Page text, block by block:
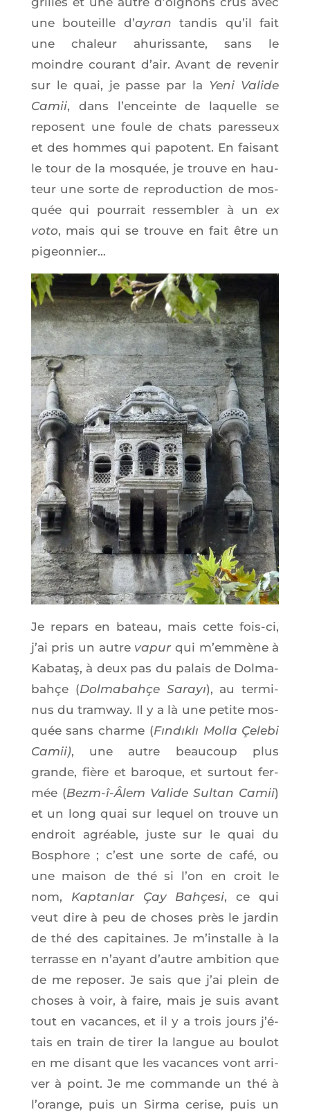
une bou­teille d’ayran tan­dis qu’il fait
une cha­leur ahu­ris­sante, sans le
moindre cou­rant d’air. Avant de reve­nir
sur le quai, je passe par la Yeni Valide
Camii, dans l’en­ceinte de laquelle se
reposent une foule de chats pares­seux
et des hommes qui papotent. En fai­sant
le tour de la mos­quée, je trouve en hau­
teur une sorte de repro­duc­tion de mos­
quée qui pour­rait res­sem­bler à unex
voto, mais qui se trouve en fait être un
pigeonnier…
Je repars en bateau, mais cette fois-ci,
j’ai pris un autre vapurqui m’emmène à
Kaba­taş, à deux pas du palais de Dol­ma­
bah­çe (Dol­ma­bah­çe Sarayı), au ter­mi­
nus du tram­way. Il y a là une petite mos­
quée sans charme (Fındıklı Mol­la Çele­bi
Camii), une autre beau­coup plus
grande, fière et baroque, et sur­tout fer­
mée (Bezm-î-Âlem Valide Sul­tan Camii)
et un long quai sur lequel on trouve un
endroit agréable, juste sur le quai du
Bos­phore ; c’est une sorte de café, ou
une mai­son de thé si l’on en croit le
nom, Kap­tan­lar Çay Bah­çe­si, ce qui
veut dire à peu de choses près le jar­din
de thé des capi­taines. Je m’ins­talle à la
ter­rasse en n’ayant d’autre ambi­tion que
de me repo­ser. Je sais que j’ai plein de
choses à voir, à faire, mais je suis avant
tout en vacances, et il y a trois jours j’é­
tais en train de tirer la langue au bou­lot
en me disant que les vacances vont arri­
ver à point. Je me com­mande un thé à
l’o­range, puis un Sir­ma cerise, puis un